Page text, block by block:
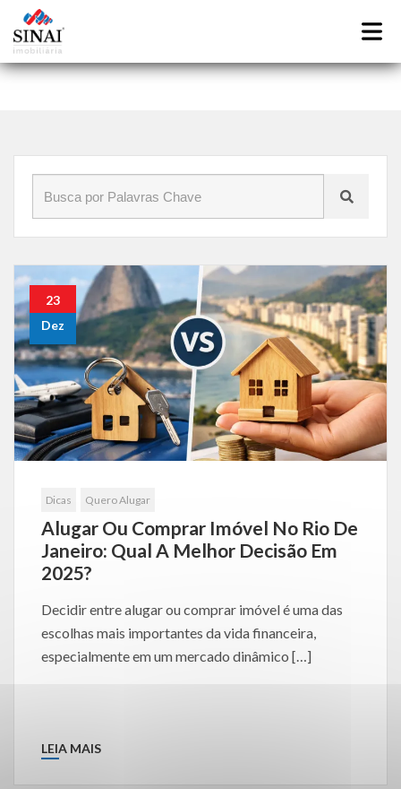
Início» Blog
23
Dez
Dicas Quero Alugar
Alugar Ou Comprar Imóvel No Rio De
Janeiro: Qual A Melhor Decisão Em
2025?
Decidir entre alugar ou comprar imóvel é uma das
escolhas mais importantes da vida financeira,
especialmente em um mercado dinâmico […]
LEIA MAIS